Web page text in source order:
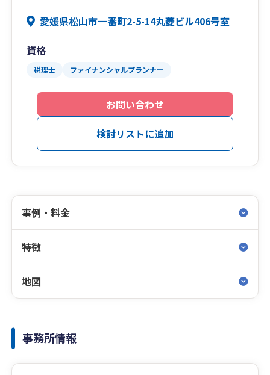
愛媛県松山市一番町2-5-14丸菱ビル406号室
資格
税理士 ファイナンシャルプランナー
お問い合わせ
検討リストに追加
事例・料金
特徴
地図
事務所情報